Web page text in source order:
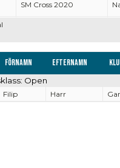
SM Cross 2020
Förnamn Efternamn
Open
Filip Harr